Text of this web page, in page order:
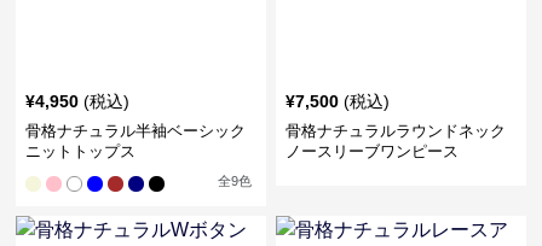
¥4,950 (税込)
骨格ナチュラル半袖ベーシック
ニットトップス
全9色
¥7,500 (税込)
骨格ナチュラルラウンドネック
ノースリーブワンピース